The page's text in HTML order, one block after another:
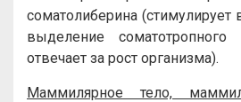
соматолиберина (стимулирует
выделение
отвечает за рост организма).
Маммилярное тело,